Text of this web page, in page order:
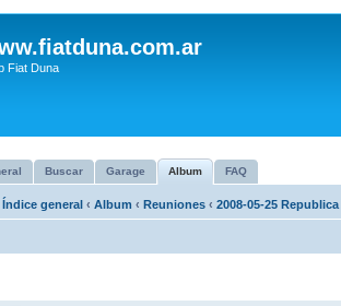
Fiat Duna
Buscar Garage Album FAQ
Índice general ‹ Album ‹ Reuniones ‹ 2008-05-25